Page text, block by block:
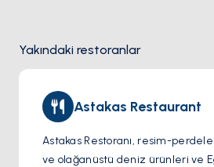
Yakındaki restoranlar
Astakas Restaurant
Astakas Restoranı, resim-
ve olağanüstü deniz ürünleri ve